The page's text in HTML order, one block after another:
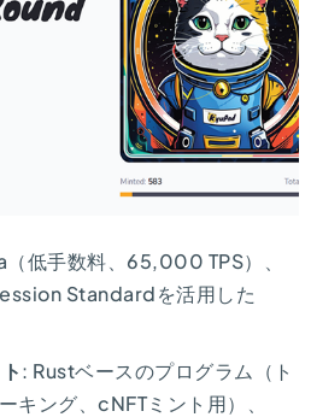
低手数料、65,000 TPS）、
Standardを活用した
: Rustベースのプログラム（ト
キング、cNFTミント用）、